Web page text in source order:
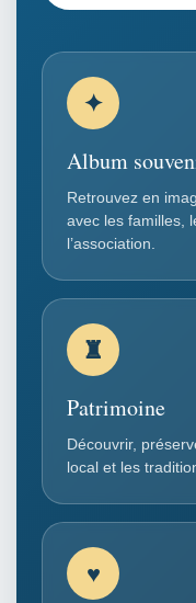
✦
Album
Retrouvez en
avec les familles,
l’association.
♜
Patrimoine
Découvrir,
local et les
♥